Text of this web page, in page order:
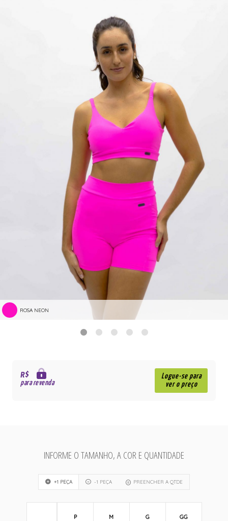
ROSA NEON
R$
para revenda
Logue-se para
ver o preço
INFORME O TAMANHO, A COR E QUANTIDADE
+1 PEÇA -1 PEÇA PREENCHER A QTDE
P M G GG